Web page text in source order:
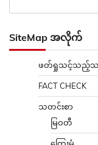
SiteMap အလိုက်
ဖတ်ရှုသင့်သည့်သတ
FACT CHECK
သတင်းစာ
မြဝတီ